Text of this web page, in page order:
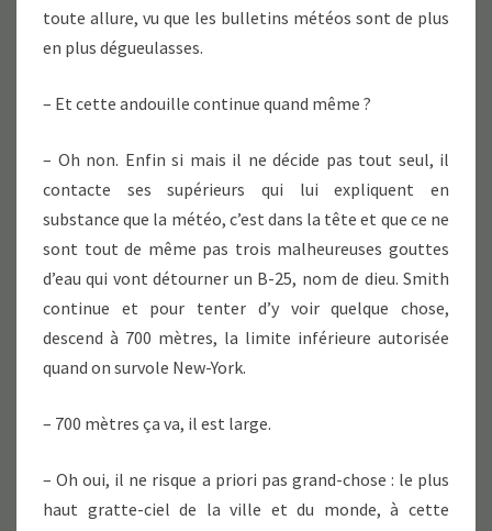
toute allure, vu que les bulletins météos sont de plus
en plus dégueulasses.
– Et cette andouille continue quand même ?
– Oh non. Enfin si mais il ne décide pas tout seul, il
contacte ses supérieurs qui lui expliquent en
substance que la météo, c’est dans la tête et que ce ne
sont tout de même pas trois malheureuses gouttes
d’eau qui vont détourner un B-25, nom de dieu. Smith
continue et pour tenter d’y voir quelque chose,
descend à 700 mètres, la limite inférieure autorisée
quand on survole New-York.
– 700 mètres ça va, il est large.
– Oh oui, il ne risque a priori pas grand-chose : le plus
haut gratte-ciel de la ville et du monde, à cette